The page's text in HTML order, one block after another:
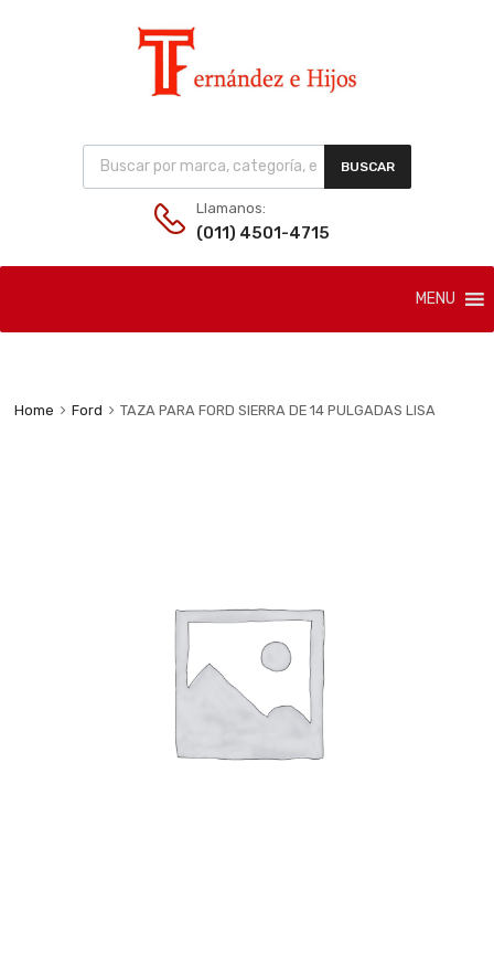
Products search BUSCAR
Llamanos:
(011) 4501-4715
content
MENU
Home Ford TAZA PARA FORD SIERRA DE 14 PULGADAS LISA